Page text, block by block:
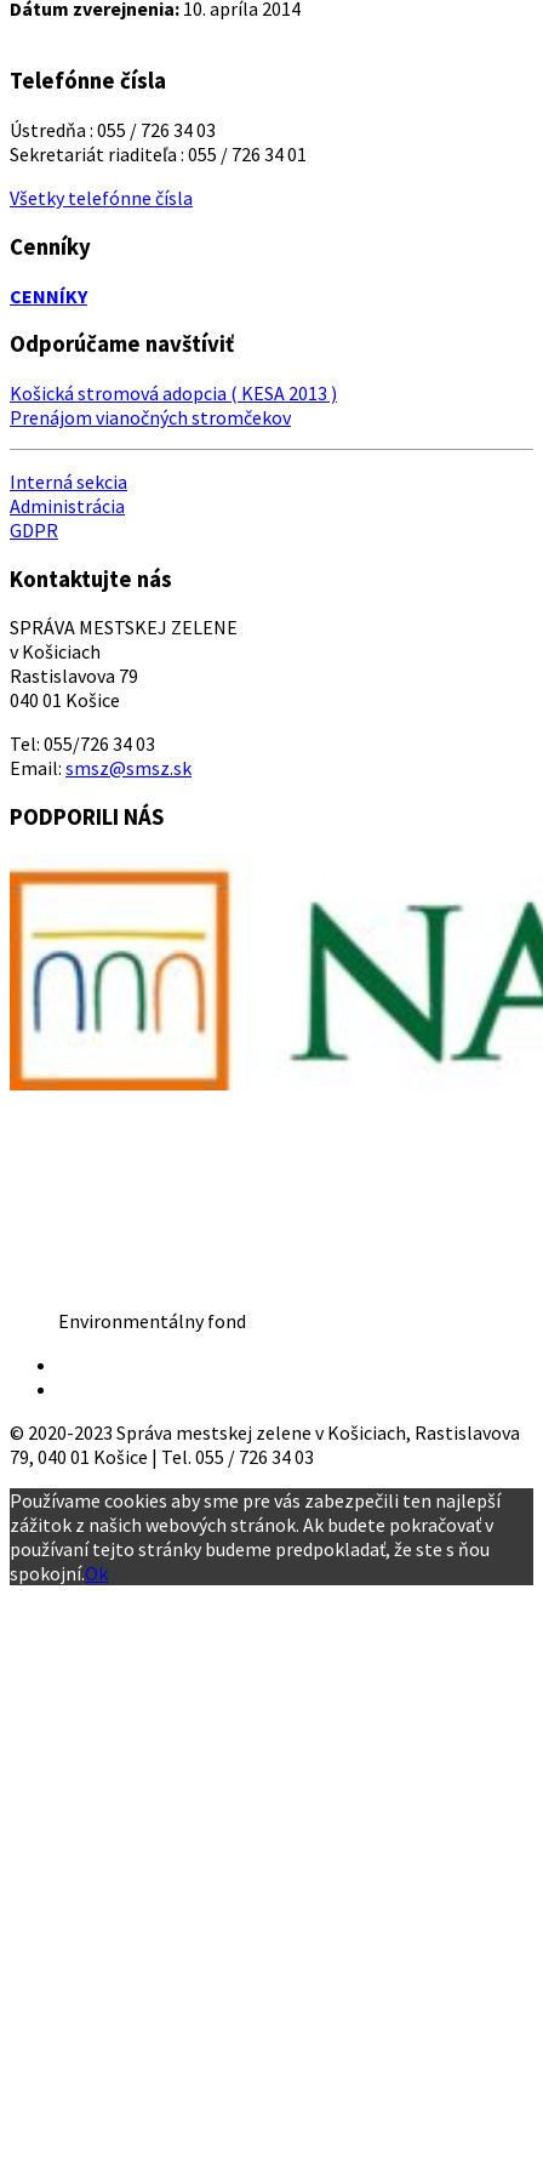
Dátum zverejnenia: 10. apríla 2014
Telefónne čísla
Ústredňa : 055 / 726 34 03
Sekretariát riaditeľa : 055 / 726 34 01
Všetky telefónne čísla
Cenníky
CENNÍKY
Odporúčame navštíviť
Košická stromová adopcia ( KESA 2013 )
Prenájom vianočných stromčekov
Interná sekcia
Administrácia
GDPR
Kontaktujte nás
SPRÁVA MESTSKEJ ZELENE
v Košiciach
Rastislavova 79
040 01 Košice
Tel: 055/726 34 03
Email: smsz@smsz.sk
PODPORILI NÁS
Environmentálny fond
© 2020-2023 Správa mestskej zelene v Košiciach, Rastislavova
79, 040 01 Košice | Tel. 055 / 726 34 03
Používame cookies aby sme pre vás zabezpečili ten najlepší
zážitok z našich webových stránok. Ak budete pokračovať v
používaní tejto stránky budeme predpokladať, že ste s ňou
spokojní.Ok